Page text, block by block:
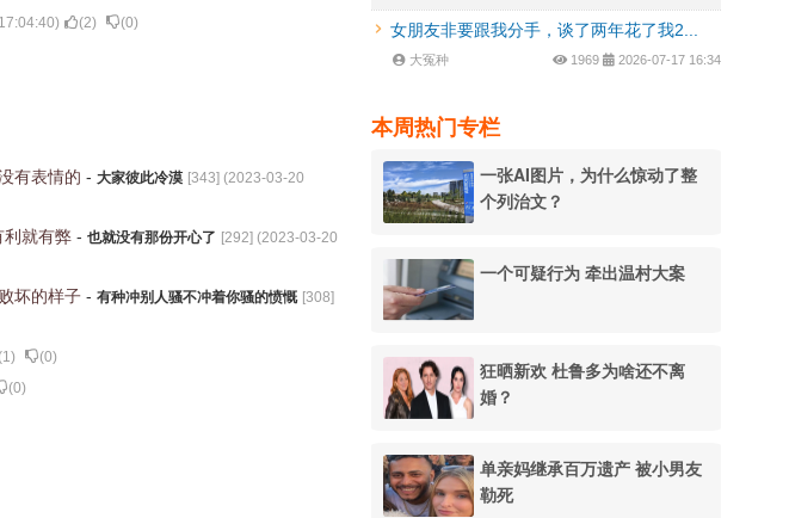
) (2) (0)
有表情的 - 大家彼此冷漠 [343] (2023-03-20
利就有弊 - 也就没有那份开心了 [292] (2023-03-20
坏的样子 - 有种冲别人骚不冲着你骚的愤慨 [308]
1) (0)
(0)
女朋友非要跟我分手，谈了两年花了我2...
大冤种 1969 2026-07-17 16:34
本周热门专栏
一张AI图片，为什么惊动了整
个列治文？
一个可疑行为 牵出温村大案
狂晒新欢 杜鲁多为啥还不离
婚？
单亲妈继承百万遗产 被小男友
勒死